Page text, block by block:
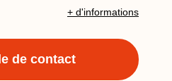
+ d'informations
de contact